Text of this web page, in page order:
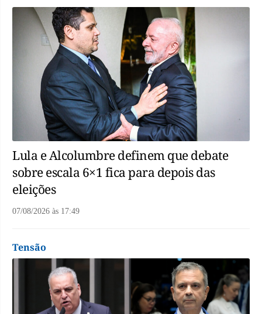
Lula e Alcolumbre definem que debate
sobre escala 6×1 fica para depois das
eleições
07/08/2026 às 17:49
Tensão